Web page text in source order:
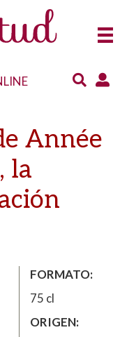
Année
la
FORMATO
75 cl
ORIGEN